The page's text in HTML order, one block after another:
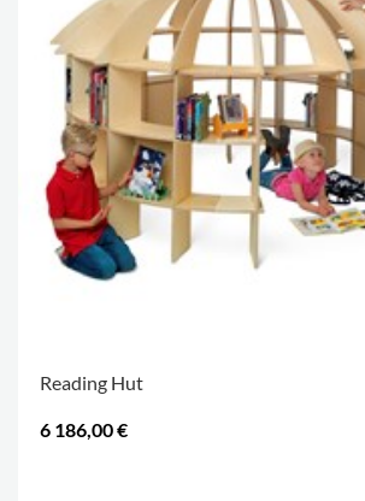
Reading Hut
6 186,00 €